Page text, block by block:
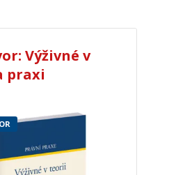
Výživné v
praxi